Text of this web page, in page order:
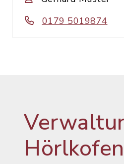
0179 5019874
Hörlkofen